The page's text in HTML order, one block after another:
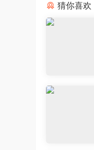
猜你喜欢